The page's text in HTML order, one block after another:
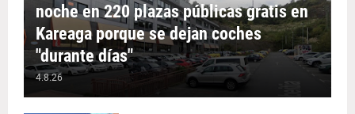
noche en 220 plazas públicas gratis en
Kareaga porque se dejan coches
"durante días"
4.8.26